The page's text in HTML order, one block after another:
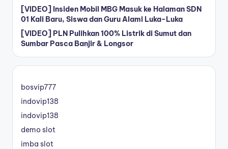
[VIDEO] Insiden Mobil MBG Masuk ke Halaman SDN
01 Kali Baru, Siswa dan Guru Alami Luka-Luka
[VIDEO] PLN Pulihkan 100% Listrik di Sumut dan
Sumbar Pasca Banjir & Longsor
bosvip777
indovip138
indovip138
demo slot
imba slot